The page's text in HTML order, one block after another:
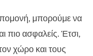
μπορούμε να
πιο ασφαλείς. Έτσι,
χώρο και τους